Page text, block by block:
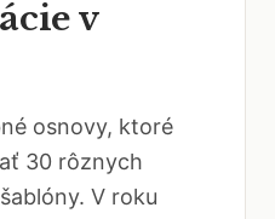
v
osnovy, ktoré
30 rôznych
V roku